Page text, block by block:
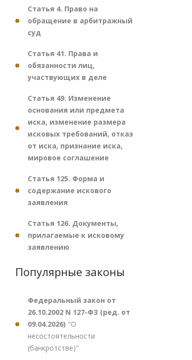
Статья 4. Право на
обращение в арбитражный
суд
Статья 41. Права и
обязанности лиц,
участвующих в деле
Статья 49. Изменение
основания или предмета
иска, изменение размера
исковых требований, отказ
от иска, признание иска,
мировое соглашение
Статья 125. Форма и
содержание искового
заявления
Статья 126. Документы,
прилагаемые к исковому
заявлению
Популярные законы
Федеральный закон от
26.10.2002 N 127-ФЗ (ред. от
09.04.2026) "О
несостоятельности
(банкротстве)"